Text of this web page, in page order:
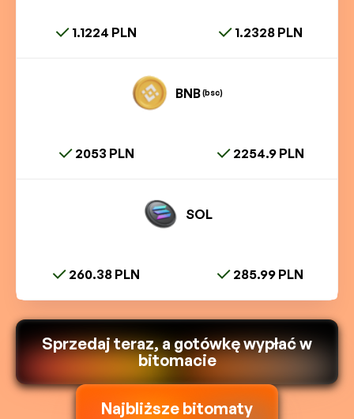
1.1224 PLN 1.2328 PLN
BNB(bsc)
2053 PLN 2254.9 PLN
SOL
260.38 PLN 285.99 PLN
Sprzedaj teraz, a gotówkę wypłać w
bitomacie
Najbliższe bitomaty